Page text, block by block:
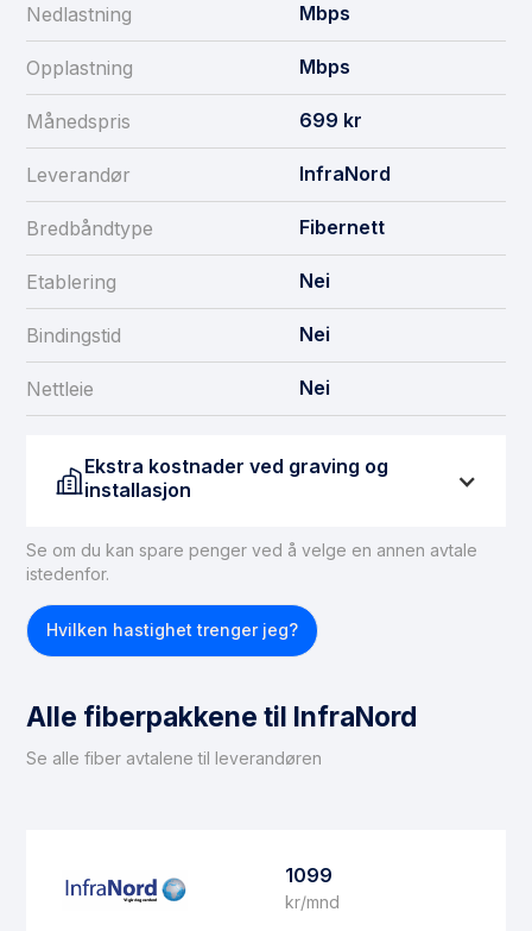
Nedlastning Mbps
Opplastning Mbps
Månedspris 699 kr
Leverandør InfraNord
Bredbåndtype Fibernett
Etablering Nei
Bindingstid Nei
Nettleie Nei
Ekstra kostnader ved graving og
installasjon
Se om du kan spare penger ved å velge en annen avtale
istedenfor.
Hvilken hastighet trenger jeg?
Alle fiberpakkene til InfraNord
Se alle fiber avtalene til leverandøren
1099
kr/mnd